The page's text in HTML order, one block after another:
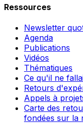
Ressources
Newsletter
Agenda
Publications
Vidéos
Thématiques
Ce qu'il ne
Retours
Appels à
Carte des
fondées sur la